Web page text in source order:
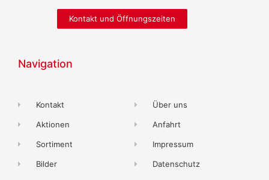
Kontakt und Öffnungszeiten
Navigation
Kontakt
Aktionen
Sortiment
Bilder
Über uns
Anfahrt
Impressum
Datenschutz